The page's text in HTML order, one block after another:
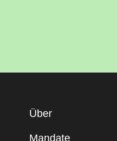
Über
Mandate